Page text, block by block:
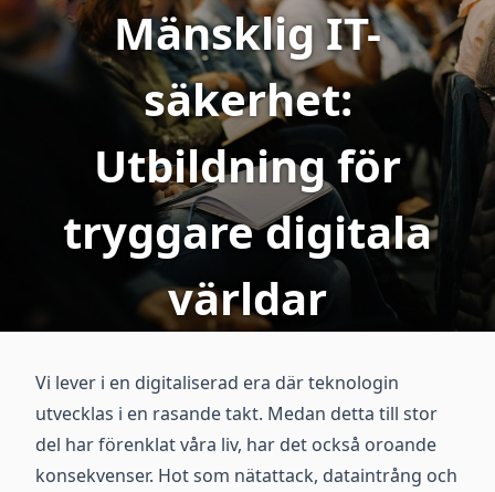
Mänsklig IT-
säkerhet:
Utbildning för
tryggare digitala
världar
Vi lever i en digitaliserad era där teknologin
utvecklas i en rasande takt. Medan detta till stor
del har förenklat våra liv, har det också oroande
konsekvenser. Hot som nätattack, dataintrång och